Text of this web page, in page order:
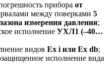
прибора от
между поверками 5
измерения давления;
исполнение УХЛ1 (–40…
видов Ех i или Ех db;
исполнение вида